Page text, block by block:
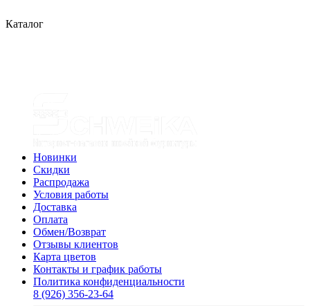
Каталог
Новинки
Скидки
Распродажа
Условия работы
Доставка
Оплата
Обмен/Возврат
Отзывы клиентов
Карта цветов
Контакты и график работы
Политика конфиденциальности
8 (926) 356-23-64